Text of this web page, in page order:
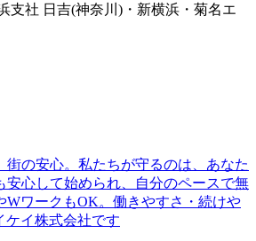
支社 日吉(神奈川)・新横浜・菊名エ
街の安心。私たちが守るのは、あなた
安心して始められ、自分のペースで無
WワークもOK。働きやすさ・続けや
ケイ株式会社です